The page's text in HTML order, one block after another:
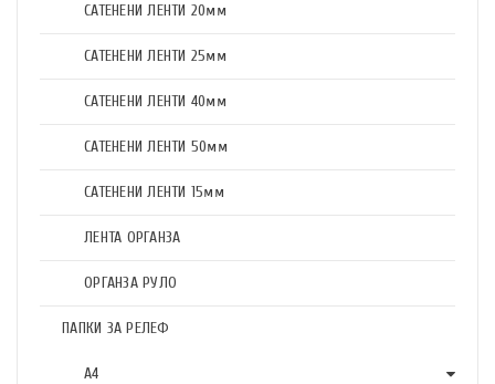
САТЕНЕНИ ЛЕНТИ 20мм
САТЕНЕНИ ЛЕНТИ 25мм
САТЕНЕНИ ЛЕНТИ 40мм
САТЕНЕНИ ЛЕНТИ 50мм
САТЕНЕНИ ЛЕНТИ 15мм
ЛЕНТА ОРГАНЗА
ОРГАНЗА РУЛО
ПАПКИ ЗА РЕЛЕФ
А4